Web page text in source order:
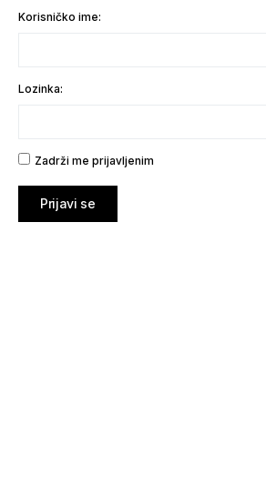
Korisničko ime:
Lozinka:
Zadrži me prijavljenim
Prijavi se